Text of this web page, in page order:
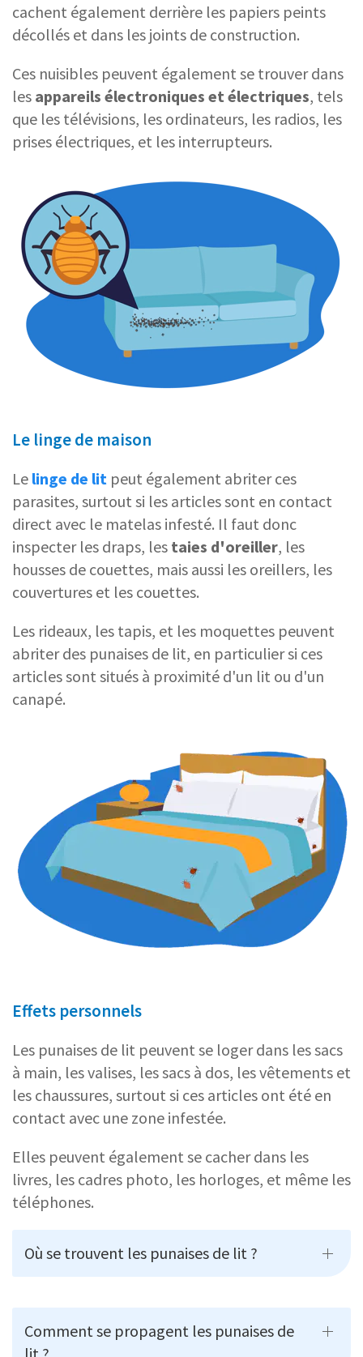
cachent également derrière les papiers peints
décollés et dans les joints de construction.
Ces nuisibles peuvent également se trouver dans
les appareils électroniques et électriques, tels
que les télévisions, les ordinateurs, les radios, les
prises électriques, et les interrupteurs.
Le linge de maison
Le linge de lit peut également abriter ces
parasites, surtout si les articles sont en contact
direct avec le matelas infesté. Il faut donc
inspecter les draps, les taies d'oreiller, les
housses de couettes, mais aussi les oreillers, les
couvertures et les couettes.
Les rideaux, les tapis, et les moquettes peuvent
abriter des punaises de lit, en particulier si ces
articles sont situés à proximité d'un lit ou d'un
canapé.
Effets personnels
Les punaises de lit peuvent se loger dans les sacs
à main, les valises, les sacs à dos, les vêtements et
les chaussures, surtout si ces articles ont été en
contact avec une zone infestée.
Elles peuvent également se cacher dans les
livres, les cadres photo, les horloges, et même les
téléphones.
Où se trouvent les punaises de lit ?
Comment se propagent les punaises de